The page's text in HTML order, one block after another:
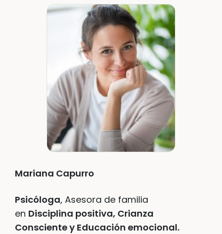
Mariana Capurro
Psicóloga, Asesora de familia
en Disciplina positiva, Crianza
Consciente y Educación emocional.